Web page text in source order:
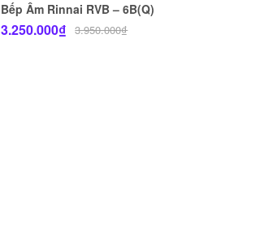
Bếp Âm Rinnai RVB – 6B(Q)
3.950.000₫
3.250.000₫